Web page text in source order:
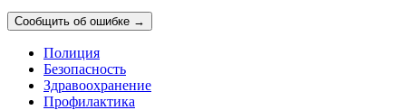
Сообщить об ошибке →
Полиция
Безопасность
Здравоохранение
Профилактика